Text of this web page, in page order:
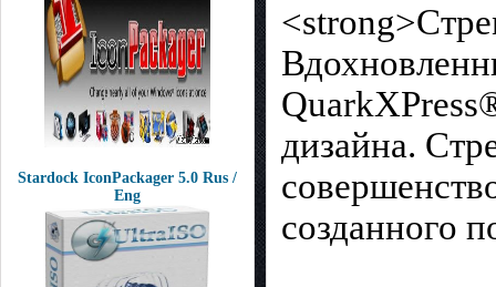
Stardock IconPackager 5.0 Rus /
Eng
дизайна.
созданного